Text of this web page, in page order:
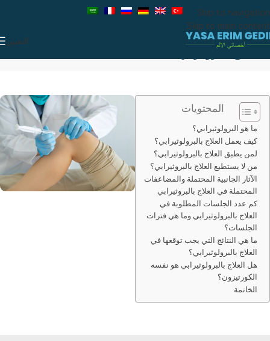
Skip to navigation
Skip to main content
التعيين
العلاج بالبروثيرابي
المحتويات
ما هو البرولوثيرابي؟
كيف يعمل العلاج بالبرولوثيرابي؟
لمن يطبق العلاج بالبرولوثيرابي؟
من لا يستطيع العلاج بالبروثيرابي؟
الآثار الجانبية المحتملة والمضاعفات
المحتملة في العلاج بالبروثيرابي
كم عدد الجلسات المطلوبة في
العلاج بالبرولوثيرابي وما هي فترات
الجلسات؟
ما هي النتائج التي يجب توقعها في
العلاج بالبرولوثيرابي؟
هل العلاج بالبرولوثيرابي هو نفسه
الكورتيزون؟
الخاتمة